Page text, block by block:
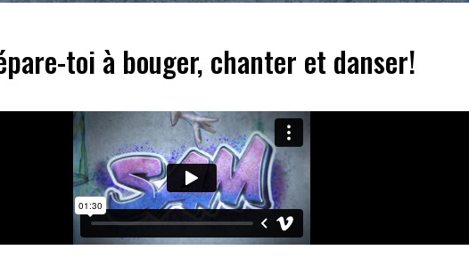
toi à bouger, chanter et danser!